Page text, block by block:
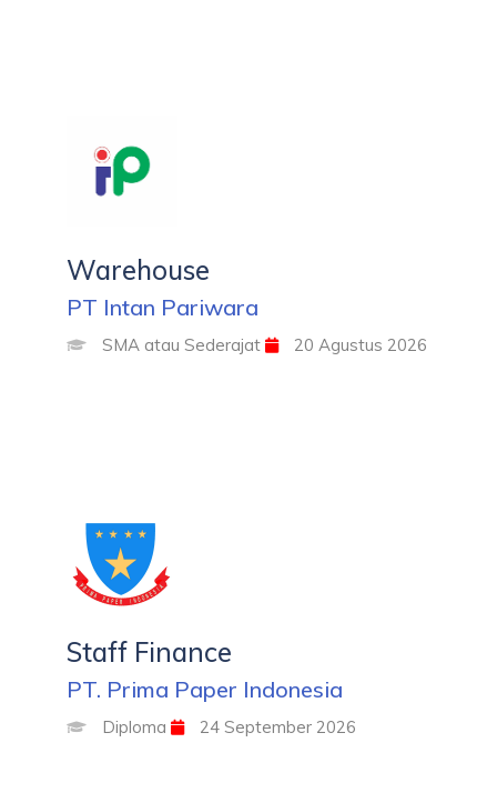
Warehouse
PT Intan Pariwara
SMA atau Sederajat 20 Agustus 2026
Staff Finance
PT. Prima Paper Indonesia
Diploma 24 September 2026